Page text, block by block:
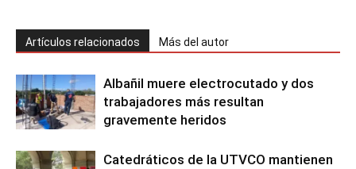
Artículos relacionados Más del autor
Albañil muere electrocutado y dos
trabajadores más resultan
gravemente heridos
Catedráticos de la UTVCO mantienen